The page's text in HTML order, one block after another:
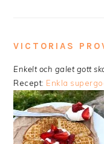
VICTORIAS
Enkelt och galet gott
Recept: Enkla